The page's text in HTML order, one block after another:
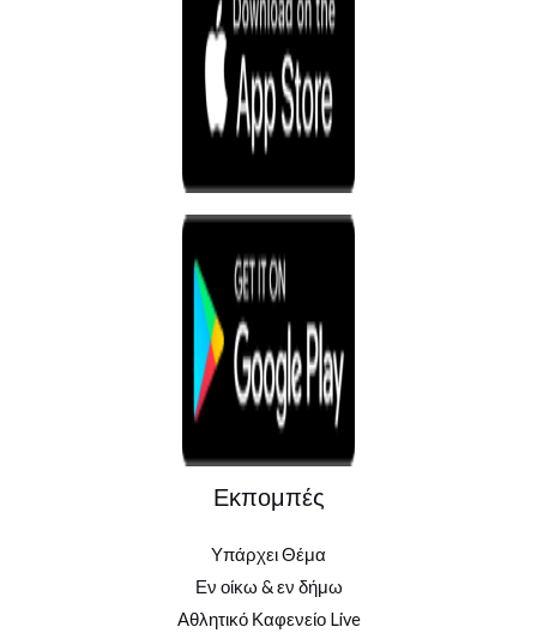
Εκπομπές
Υπάρχει Θέμα
Εν οίκω & εν δήμω
Αθλητικό Καφενείο Live